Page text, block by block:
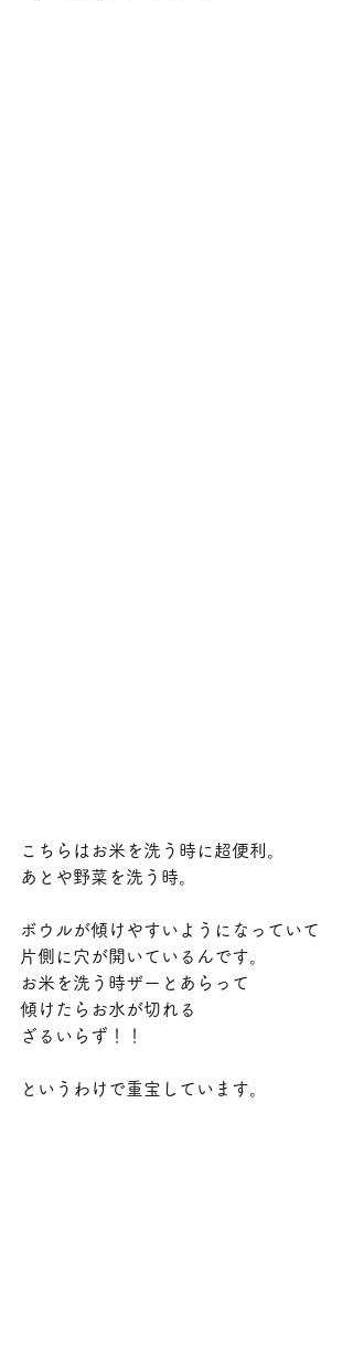
こちらはお米を洗う時に超便利。
あとや野菜を洗う時。
ボウルが傾けやすいようになっていて
片側に穴が開いているんです。
お米を洗う時ザーとあらって
傾けたらお水が切れる
ざるいらず！！
というわけで重宝しています。